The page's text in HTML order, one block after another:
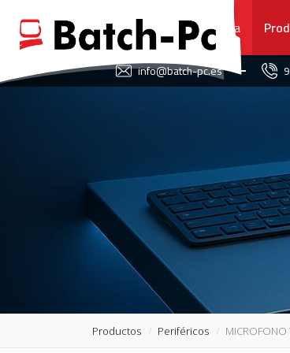
Portada
info@batch-pc.es
Productos Periféricos MICROFONO
FAVORITOS